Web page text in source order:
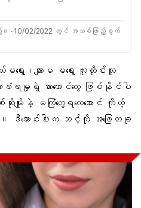
။ · 10/02/2022 တွင် အသစ်ဖြည့်စွက်
ေး၊ကျားမ မရွေး လူတိုင်းလူ
ခံရမှုရဲ့ သားကောင်တွေ ဖြစ်နိုင်ပါ
မျိုးနဲ့ မကြုံတွေ့ရလေအောင် ကိုယ့်
ောင်းပါးက သင့်ကို အဖြေတခု